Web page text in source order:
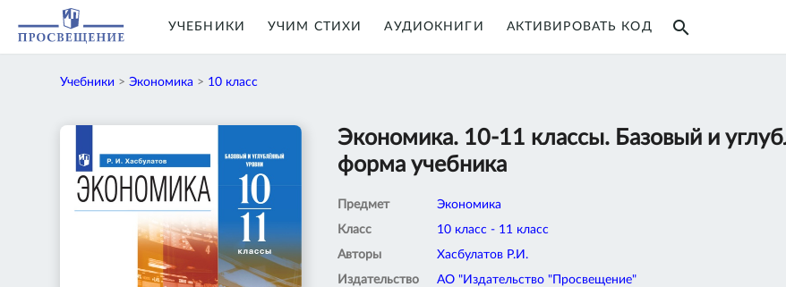
УЧЕБНИКИ УЧИМ СТИХИ АУДИОКНИГИ АКТИВИРОВАТЬ КОД search
Учебники >Экономика > 10 класс
Экономика. 10-11 классы. Базовый и
форма учебника
Предмет
Экономика
Класс
10 класс - 11 класс
Авторы
Хасбулатов Р.И.
Издательство
АО "Издательство "Просвещение"